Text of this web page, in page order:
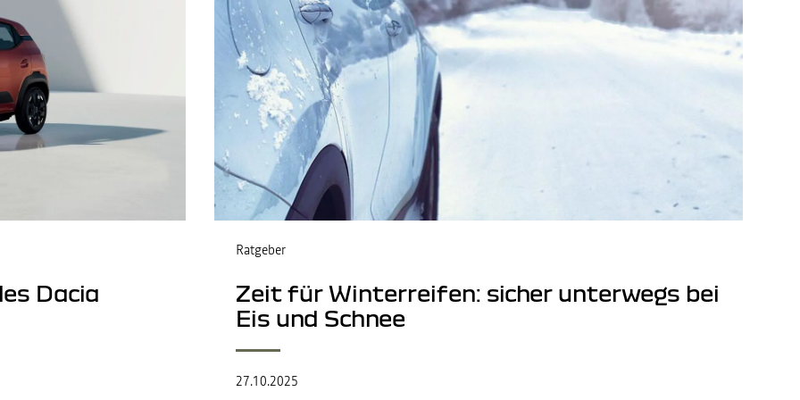
Dacia
Ratgeber
Zeit für Winterreifen: sicher unterwegs bei
Eis und Schnee
27.10.2025